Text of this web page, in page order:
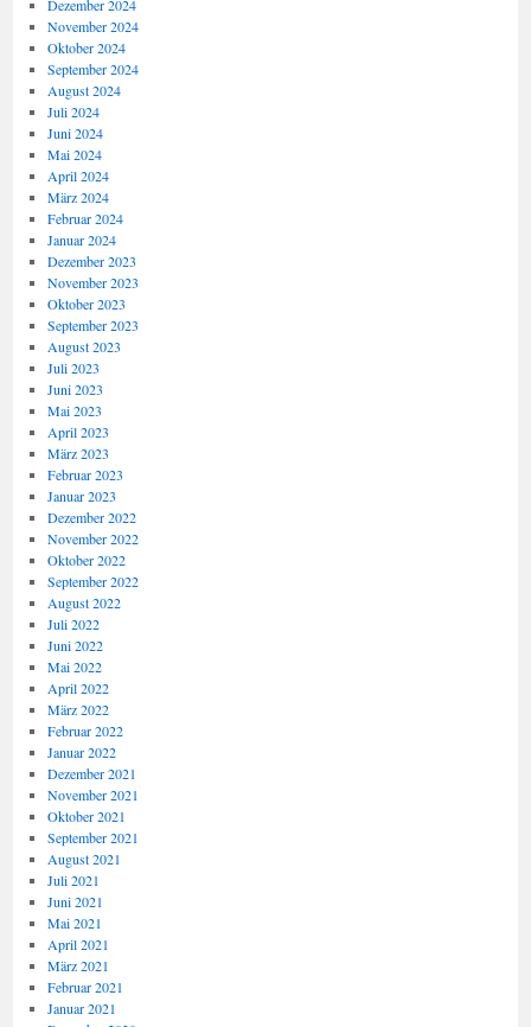
Dezember 2024
November 2024
Oktober 2024
September 2024
August 2024
Juli 2024
Juni 2024
Mai 2024
April 2024
März 2024
Februar 2024
Januar 2024
Dezember 2023
November 2023
Oktober 2023
September 2023
August 2023
Juli 2023
Juni 2023
Mai 2023
April 2023
März 2023
Februar 2023
Januar 2023
Dezember 2022
November 2022
Oktober 2022
September 2022
August 2022
Juli 2022
Juni 2022
Mai 2022
April 2022
März 2022
Februar 2022
Januar 2022
Dezember 2021
November 2021
Oktober 2021
September 2021
August 2021
Juli 2021
Juni 2021
Mai 2021
April 2021
März 2021
Februar 2021
Januar 2021